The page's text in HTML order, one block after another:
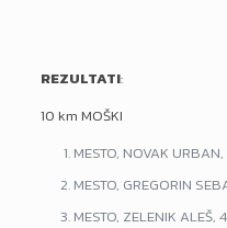
REZULTATI:
10 km MOŠKI
MESTO, NOVAK
MESTO, GREGORIN
MESTO, ZELENIK ALEŠ,